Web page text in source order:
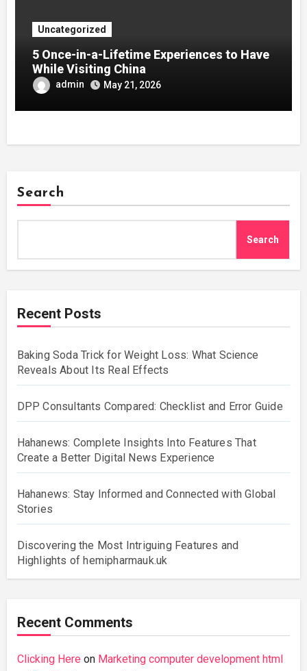
Uncategorized
5 Once-in-a-Lifetime Experiences to Have
While Visiting China
admin May 21, 2026
Search
Search
Recent Posts
Baking Soda Trick for Weight Loss: What Science
Reveals About Its Real Effects
DPP Consultants Compared: Checklist and Error Guide
Hahanews: Complete Insights Into Features That
Create a Better Digital News Experience
Hahanews: Stay Informed and Connected with Global
Stories
Discovering the Most Intriguing Features and
Highlights of hemipharmauk.uk
Recent Comments
Clicking Here on Marketing computer development html